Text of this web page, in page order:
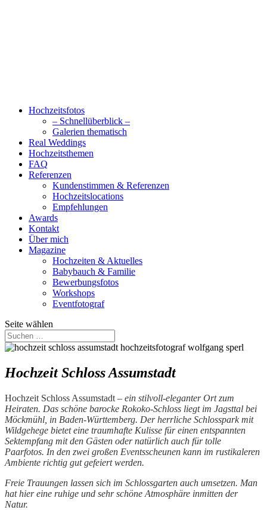
Hochzeitsfotos
– Schnellüberblick –
Galerien thematisch
Real Weddings
Hochzeitsthemen
FAQ
Referenzen
Kundenstimmen & Referenzen
Hochzeitslocations
Empfehlungen
Awards
Kontakt
Über mich
Magazine
Hochzeiten & Aktuelles
Babybauch & Familie
Bewerbungsfotos
Workshops
Eventfotograf
Seite wählen
Hochzeit Schloss Assumstadt
Hochzeit Schloss Assumstadt – ein stilvoll-eleganter Ort zum
Heiraten. Das schöne barocke Rokoko-Schloss liegt im Jagsttal bei
Möckmühl, in Baden-Württemberg. Der herrliche Schlosspark mit
Wildgehege bietet eine traumhafte Kulisse für einen entspannten
Sektempfang mit den Gästen oder natürlich auch für tolle
Paarfotos. In den zwei großen Eventsscheunen kann im rustikaleren
Ambiente richtig gut gefeiert werden.
Freie Trauungen lassen sich im Schlossgarten auch umsetzen. Man
hat hier eine ruhige und sehr schöne Atmosphäre inmitten der
Natur.